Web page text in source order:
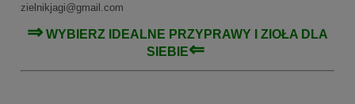
zielnikjagi@gmail.com
⇒ WYBIERZ IDEALNE PRZYPRAWY I ZIOŁA DLA
SIEBIE⇐